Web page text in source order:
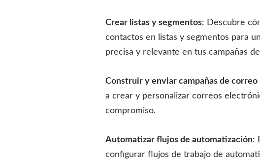
Crear listas y segmentos: Descubre
contactos en listas y segmentos para
precisa y relevante en tus campañas
Construir y enviar campañas de
a crear y personalizar correos
compromiso.
Automatizar flujos de automatización:
configurar flujos de trabajo de